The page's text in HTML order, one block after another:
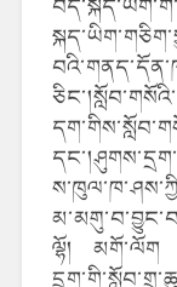
ལྷོ། མགོ་ལོག